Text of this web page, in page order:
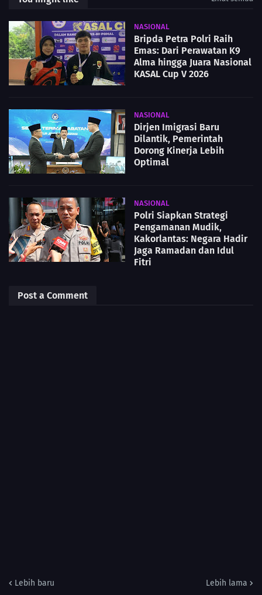
NASIONAL
Bripda Petra Polri Raih
Emas: Dari Perawatan K9
Alma hingga Juara Nasional
KASAL Cup V 2026
NASIONAL
Dirjen Imigrasi Baru
Dilantik, Pemerintah
Dorong Kinerja Lebih
Optimal
NASIONAL
Polri Siapkan Strategi
Pengamanan Mudik,
Kakorlantas: Negara Hadir
Jaga Ramadan dan Idul
Fitri
Post a Comment
Lebih baru Lebih lama